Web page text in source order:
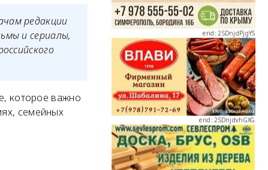
редакции
и сериалы,
которое важно
семейных
erid: 2SDnjdvhGXG
erid: 2SDnjcLUypt